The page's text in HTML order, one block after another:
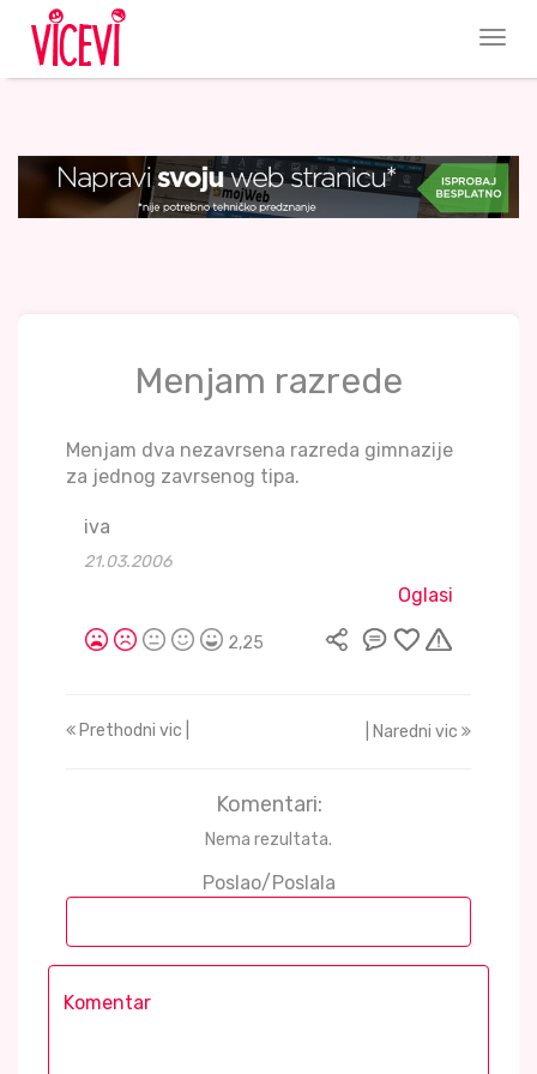
Menjam razrede
Menjam dva nezavrsena razreda gimnazije
za jednog zavrsenog tipa.
iva
21.03.2006
Oglasi
2,25
Prethodni vic | | Naredni vic
Komentari:
Nema rezultata.
Poslao/Poslala